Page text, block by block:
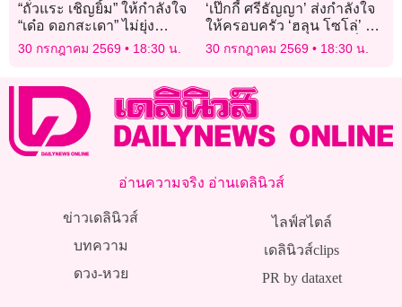
“ถั่วแระ เชิญยิ้ม” ให้กำลังใจ
“เด๋อ ดอกสะเดา” ไม่ยุ่ง
ดราม่าครอบครัว รู้แต่ตลกดัง
ดีใจลูกสาวเรียนจบ!
30 กรกฎาคม 2569 18:30 น.
‘เป๊กกี้ ศรีธัญญา’ ส่งกำลังใจ
ให้ครอบครัว ‘ฮลุน โซโล่’ คา
ใจเหตุเสียชีวิตคล้ายเคสอื่น
ในจอร์เจีย
30 กรกฎาคม 2569 18:30 น.
อ่านความจริง อ่านเดลินิวส์
ข่าวเดลินิวส์
บทความ
ดวง-หวย
ไลฟ์สไตล์
เดลินิวส์clips
PR by dataxet